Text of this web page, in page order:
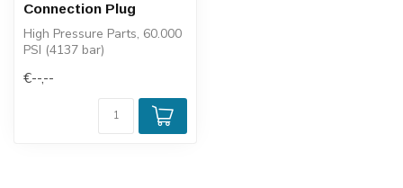
Connection Plug
High Pressure Parts, 60.000
PSI (4137 bar)
€--,--